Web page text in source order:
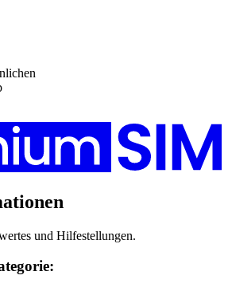
und Hilfestellungen.